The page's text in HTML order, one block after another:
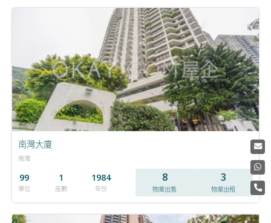
南灣大廈
南灣
99
單位
1
座數
1984
年份
8
物業出售
3
物業出租